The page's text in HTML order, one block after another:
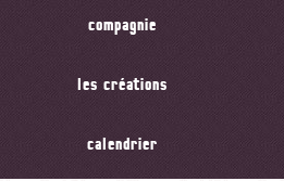
compagnie
les créations
calendrier